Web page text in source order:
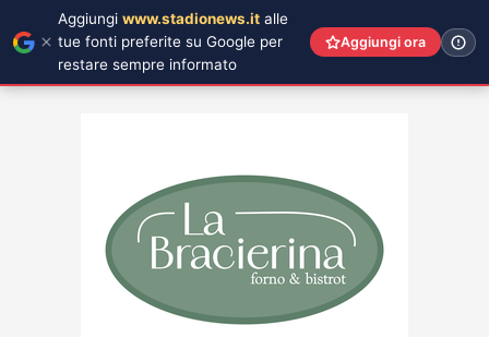
Aggiungi www.stadionews.it alle
tue fonti preferite su Google per
restare sempre informato
Aggiungi ora